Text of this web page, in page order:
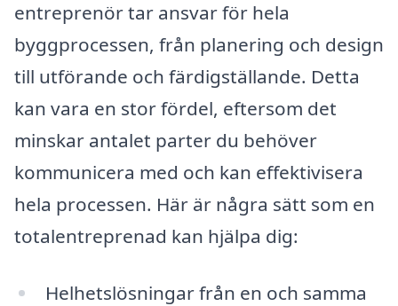
entreprenör tar ansvar för hela
byggprocessen, från planering och design
till utförande och färdigställande. Detta
kan vara en stor fördel, eftersom det
minskar antalet parter du behöver
kommunicera med och kan effektivisera
hela processen. Här är några sätt som en
totalentreprenad kan hjälpa dig:
Helhetslösningar från en och samma